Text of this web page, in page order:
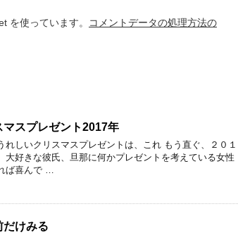
を使っています。
コメントデータの処理方法の
スプレゼント2017年
れしいクリスマスプレゼントは、これ もう直ぐ、２０１
大好きな彼氏、旦那に何かプレゼントを考えている女性
ば喜んで …
けみる